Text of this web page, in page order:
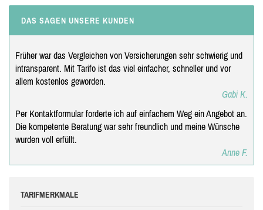
DAS SAGEN UNSERE KUNDEN
Früher war das Vergleichen von Versicherungen sehr schwierig und
intransparent. Mit Tarifo ist das viel einfacher, schneller und vor
allem kostenlos geworden.
Gabi K.
Per Kontaktformular forderte ich auf einfachem Weg ein Angebot an.
Die kompetente Beratung war sehr freundlich und meine Wünsche
wurden voll erfüllt.
Anne F.
TARIFMERKMALE